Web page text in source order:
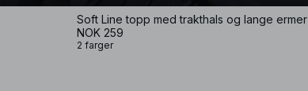
Soft Line topp med trakthals og lange ermer
NOK 259
2 farger